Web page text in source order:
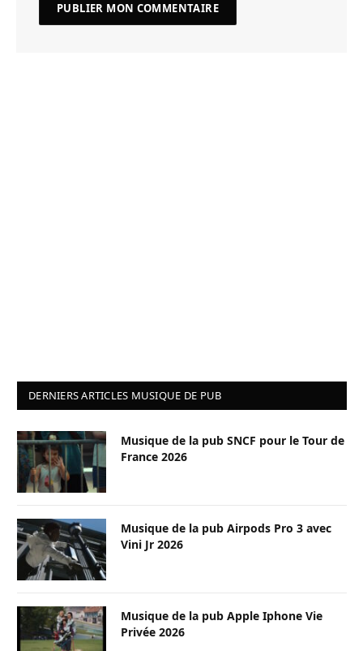
DERNIERS ARTICLES MUSIQUE DE PUB
Musique de la pub SNCF pour le Tour de
France 2026
Musique de la pub Airpods Pro 3 avec
Vini Jr 2026
Musique de la pub Apple Iphone Vie
Privée 2026